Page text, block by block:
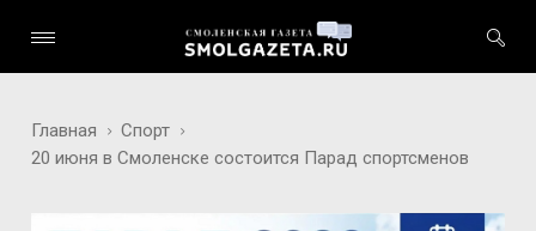
Главная
Спорт
20 июня в Смоленске состоится Парад спортсменов